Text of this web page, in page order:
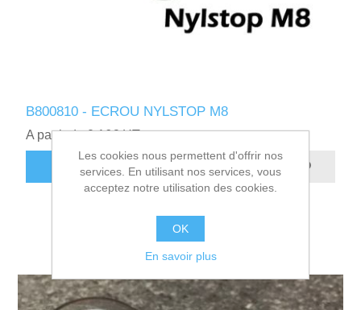
B800810 - ECROU NYLSTOP M8
A partir de 0,16€ HT
AJOUTER AU PANIER
Les cookies nous permettent d'offrir nos
services. En utilisant nos services, vous
acceptez notre utilisation des cookies.
OK
En savoir plus